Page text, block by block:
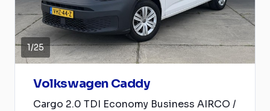
1/25
Volkswagen Caddy
Cargo 2.0 TDI Economy Business AIRCO /